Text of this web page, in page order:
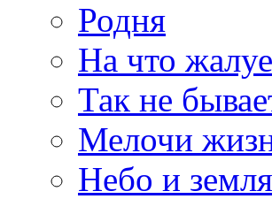
Родня
На что
Так не
Мелочи
Небо и земля